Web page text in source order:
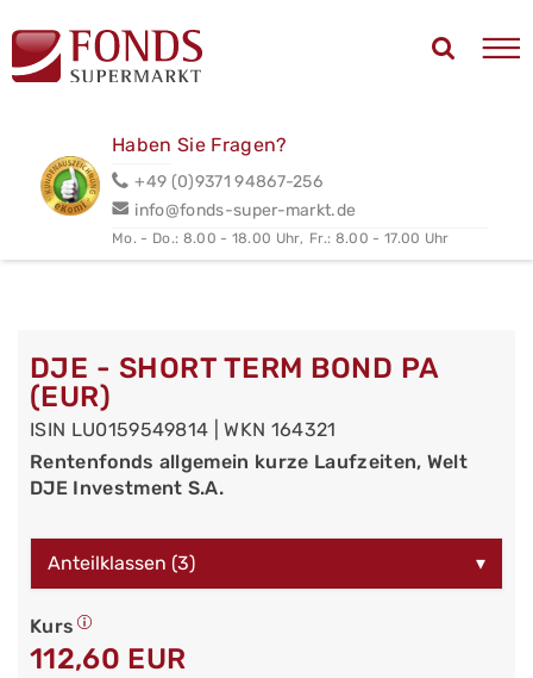
Haben Sie Fragen?
+49 (0)9371 94867-256
info@fonds-super-markt.de
Mo. - Do.: 8.00 - 18.00 Uhr, Fr.: 8.00 - 17.00 Uhr
DJE - SHORT TERM BOND PA
(EUR)
ISIN LU0159549814 | WKN 164321
Rentenfonds allgemein kurze Laufzeiten, Welt
DJE Investment S.A.
Anteilklassen (3) ▾
Kurs
112,60 EUR